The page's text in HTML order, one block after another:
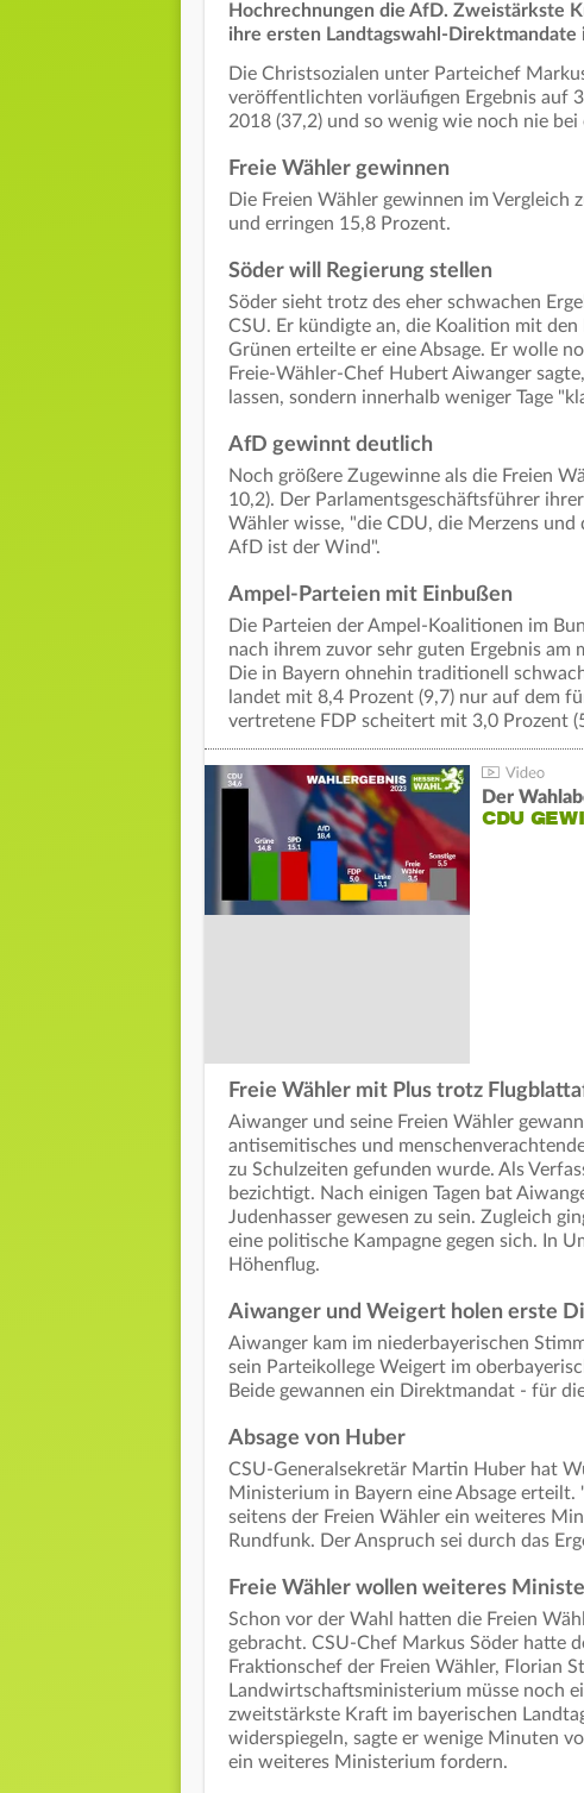
Hochrechnungen die AfD. Zweistärkste
ihre ersten Landtagswahl-Direktmandate
Die Christsozialen unter Parteichef
veröffentlichten vorläufigen Ergebnis auf
2018 (37,2) und so wenig wie noch nie
Freie Wähler gewinnen
Die Freien Wähler gewinnen im
und erringen 15,8 Prozent.
Söder will Regierung stellen
Söder sieht trotz des eher schwachen
CSU. Er kündigte an, die Koalition mit
Grünen erteilte er eine Absage. Er wolle
Freie-Wähler-Chef Hubert Aiwanger
lassen, sondern innerhalb weniger Tage
AfD gewinnt deutlich
Noch größere Zugewinne als die Freien
10,2). Der Parlamentsgeschäftsführer
Wähler wisse, "die CDU, die Merzens
AfD ist der Wind".
Ampel-Parteien mit Einbußen
Die Parteien der Ampel-Koalitionen im
nach ihrem zuvor sehr guten Ergebnis am
Die in Bayern ohnehin traditionell
landet mit 8,4 Prozent (9,7) nur auf dem
vertretene FDP scheitert mit 3,0 Prozent
Der
CDU
Freie Wähler mit Plus trotz
Aiwanger und seine Freien Wähler
antisemitisches und
zu Schulzeiten gefunden wurde. Als
bezichtigt. Nach einigen Tagen bat
Judenhasser gewesen zu sein. Zugleich
eine politische Kampagne gegen sich. In
Höhenflug.
Aiwanger und Weigert holen erste
Aiwanger kam im niederbayerischen
sein Parteikollege Weigert im
Beide gewannen ein Direktmandat - für
Absage von Huber
CSU-Generalsekretär Martin Huber hat
Ministerium in Bayern eine Absage
seitens der Freien Wähler ein weiteres
Rundfunk. Der Anspruch sei durch das
Freie Wähler wollen weiteres
Schon vor der Wahl hatten die Freien
gebracht. CSU-Chef Markus Söder hatte
Fraktionschef der Freien Wähler, Florian
Landwirtschaftsministerium müsse noch
zweitstärkste Kraft im bayerischen
widerspiegeln, sagte er wenige Minuten
ein weiteres Ministerium fordern.